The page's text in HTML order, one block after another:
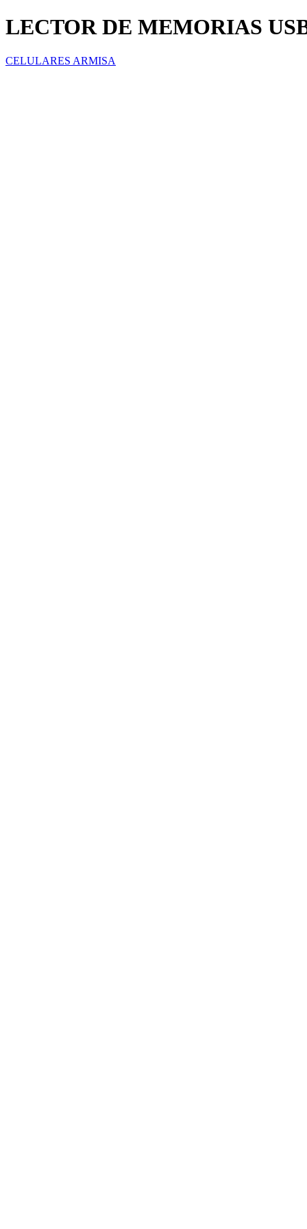
LECTOR DE MEMORIAS
CELULARES ARMISA